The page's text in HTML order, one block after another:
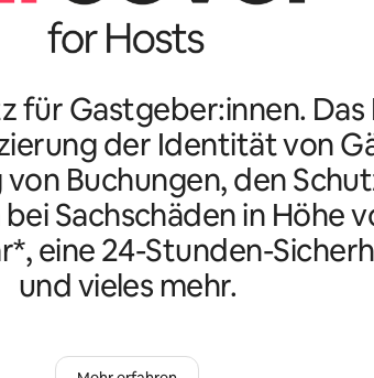
für Gastgeber:innen.
der Identität von
Buchungen, den
Sachschäden in Höhe
eine 24-Stunden-
und vieles mehr.